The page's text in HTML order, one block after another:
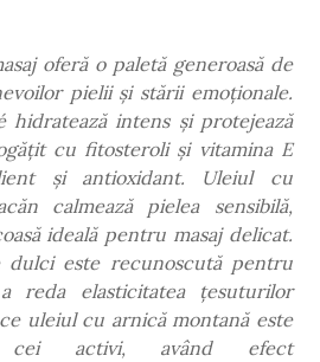
oferă o paletă generoasă de
pielii și stării emoționale.
intens și protejează
cu fitosteroli și vitamina E
și antioxidant. Uleiul cu
calmează pielea sensibilă,
ideală pentru masaj delicat.
dulci este recunoscută pentru
reda elasticitatea țesuturilor
uleiul cu arnică montană este
cei activi, având efect